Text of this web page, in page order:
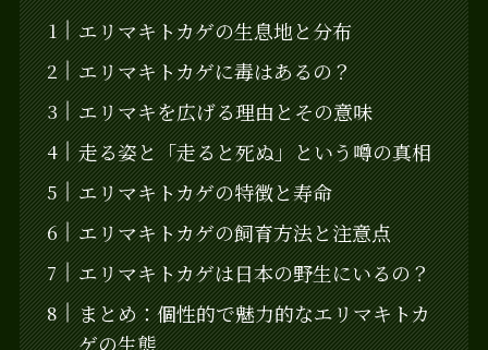
エリマキトカゲの生息地と分布
エリマキトカゲに毒はあるの？
エリマキを広げる理由とその意味
走る姿と「走ると死ぬ」という噂の真相
エリマキトカゲの特徴と寿命
エリマキトカゲの飼育方法と注意点
エリマキトカゲは日本の野生にいるの？
まとめ：個性的で魅力的なエリマキトカ
ゲの生態